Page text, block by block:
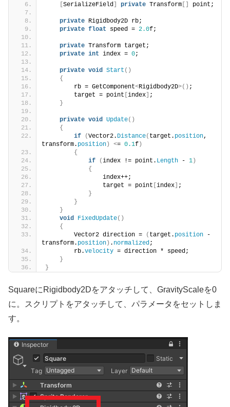
SerializeField private Transform point;
private Rigidbody2D rb;
private float speed = 2.0f;
private Transform target;
private int index = 0;
private void Start ()
{
        rb = GetComponent
<Rigidbody2D>() ;
        target = point
index
;
}
private void Update()
{
if
(Vector2. Distance( target. position,
transform. position ) <= 0.1f )
{
if
(index != point. Length - 1 )
{
                index++;
                target = point
index
;
}
}
}
void FixedUpdate()
{
        Vector2 direction =
( target. position -
transform. position ) . normalized;
        rb.
velocity = direction * speed;
}
}
SquareにRigidbody2Dをアタッチして、GravityScaleを0
に。スクリプトをアタッチして、パラメータをセットしま
す。